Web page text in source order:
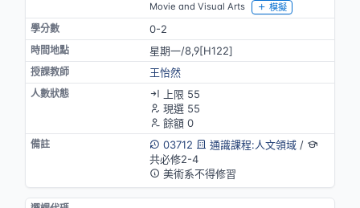
Movie and Visual Arts 模擬
0-2
星期一/8,9[H122]
王怡然
上限 55
現選 55
餘額 0
03712
通識課程:人文領域/
共必修2-4
美術系不得修習